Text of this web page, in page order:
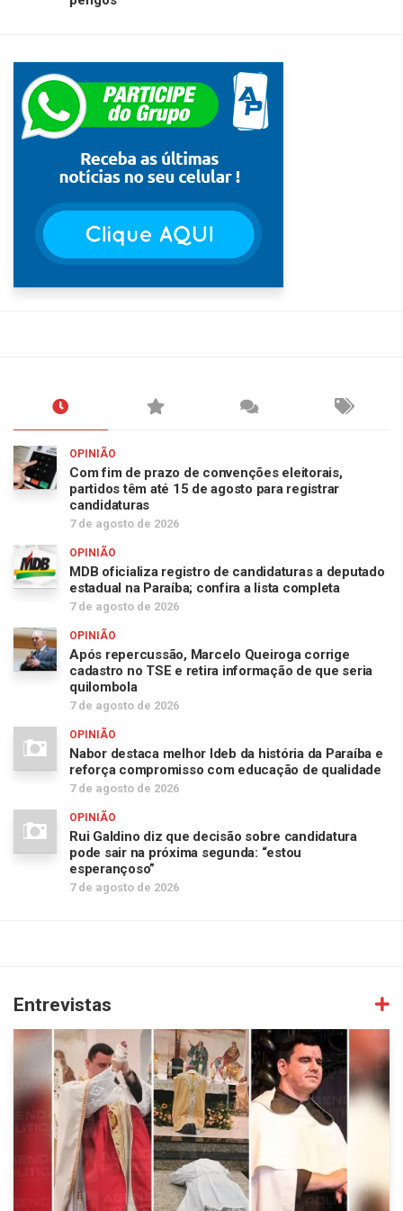
OPINIÃO
Com fim de prazo de convenções eleitorais,
partidos têm até 15 de agosto para registrar
candidaturas
7 de agosto de 2026
OPINIÃO
MDB oficializa registro de candidaturas a deputado
estadual na Paraíba; confira a lista completa
7 de agosto de 2026
OPINIÃO
Após repercussão, Marcelo Queiroga corrige
cadastro no TSE e retira informação de que seria
quilombola
7 de agosto de 2026
OPINIÃO
Nabor destaca melhor Ideb da história da Paraíba e
reforça compromisso com educação de qualidade
7 de agosto de 2026
OPINIÃO
Rui Galdino diz que decisão sobre candidatura
pode sair na próxima segunda: “estou
esperançoso”
7 de agosto de 2026
Entrevistas